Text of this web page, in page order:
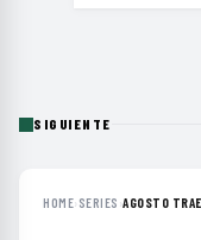
SIGUIENTE
HOME› SERIES ›AGOSTO